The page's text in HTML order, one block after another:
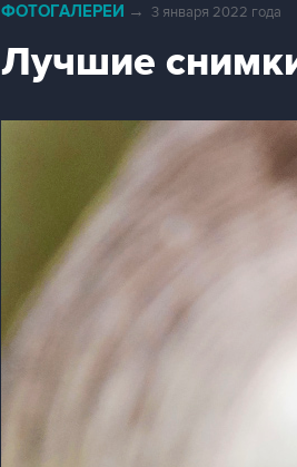
ФОТОГАЛЕРЕИ → 3 января 2022 года
Лучшие